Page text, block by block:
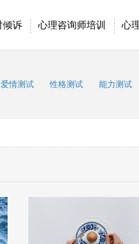
倾诉 心理咨询师培训 心
爱情测试 性格测试 能力测试